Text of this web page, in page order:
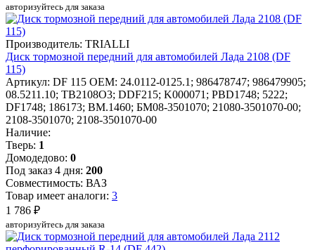
авторизуйтесь для заказа
Производитель: TRIALLI
Диск тормозной передний для автомобилей Лада 2108 (DF
115)
Артикул: DF 115 OEM: 24.0112-0125.1; 986478747; 986479905;
08.5211.10; TB2108O3; DDF215; K000071; PBD1748; 5222;
DF1748; 186173; BM.1460; БМ08-3501070; 21080-3501070-00;
2108-3501070; 2108-3501070-00
Наличие:
Тверь: 1
Домодедово: 0
Под заказ 4 дня: 200
Совместимость: ВАЗ
Товар имеет аналоги: 3
1 786 ₽
авторизуйтесь для заказа